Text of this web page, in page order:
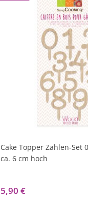
Cake Topper Zahlen-Set
ca. 6 cm hoch
5,90 €